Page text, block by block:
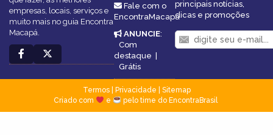
empresas, locais, serviços e
muito mais no guia Encontra
Macapá.
Fale com o
EncontraMacapá
ANUNCIE:
Com
destaque |
Grátis
principais notícias,
dicas e promoções
Termos| Privacidade
Sitemap
Criado com
e pelo time do EncontraBrasil